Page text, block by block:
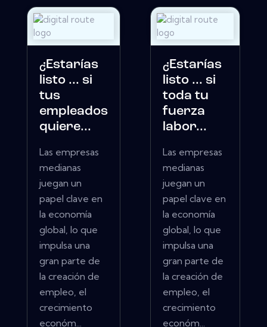
¿Estarías
listo ... si
tus
empleados
quiere...
Las empresas
medianas
juegan un
papel clave en
la economía
global, lo que
impulsa una
gran parte de
la creación de
empleo, el
crecimiento
económ...
¿Estarías
listo ... si
toda tu
fuerza
labor...
Las empresas
medianas
juegan un
papel clave en
la economía
global, lo que
impulsa una
gran parte de
la creación de
empleo, el
crecimiento
económ...